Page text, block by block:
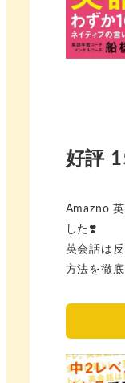
好評
Amazno
した❣️
英会話は
方法を徹